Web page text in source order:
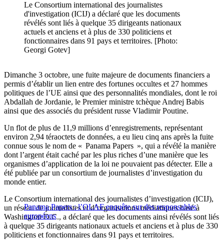
Le Consortium international des journalistes
d'investigation (ICIJ) a déclaré que les documents
révélés sont liés à quelque 35 dirigeants nationaux
actuels et anciens et à plus de 330 politiciens et
fonctionnaires dans 91 pays et territoires. [Photo:
Georgi Gotev]
Dimanche 3 octobre, une fuite majeure de documents financiers a
permis d’établir un lien entre des fortunes occultes et 27 hommes
politiques de l’UE ainsi que des personnalités mondiales, dont le roi
Abdallah de Jordanie, le Premier ministre tchèque Andrej Babis
ainsi que des associés du président russe Vladimir Poutine.
Un flot de plus de 11,9 millions d’enregistrements, représentant
environ 2,94 téraoctets de données, a eu lieu cinq ans après la fuite
connue sous le nom de « Panama Papers », qui a révélé la manière
dont l’argent était caché par les plus riches d’une manière que les
organismes d’application de la loi ne pouvaient pas détecter. Elle a
été publiée par un consortium de journalistes d’investigation du
monde entier.
Panama Papers : l’OLAF enquête sur des responsables
européens
Le Consortium international des journalistes d’investigation (ICIJ),
un réseau de journalistes et d’organisations médiatiques basé à
Washington D.C., a déclaré que les documents ainsi révélés sont liés
à quelque 35 dirigeants nationaux actuels et anciens et à plus de 330
politiciens et fonctionnaires dans 91 pays et territoires.